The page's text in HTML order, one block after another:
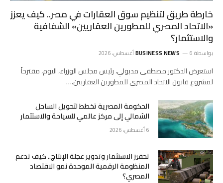
خارطة طريق لتنظيم سوق العقارات في مصر.. كيف يعزز
«الاتحاد المصري للمطورين العقاريين» الشفافية
والاستثمار؟
بواسطة BUSINESS NEWS 6 أغسطس، 2026
استعرض الدكتور مصطفى مدبولي، رئيس مجلس الوزراء، اليوم، مقترحاً
لمشروع قانون الاتحاد المصري للمطورين العقاريين،…
الحكومة المصرية تخطط لتحويل الساحل
الشمالي إلى مركز عالمي للسياحة والاستثمار
6 أغسطس، 2026
تحفيز الاستثمار وتدوير عجلة الإنتاج.. كيف تدعم
المنظومة الرقمية الموحدة نمو الاقتصاد
المصري؟